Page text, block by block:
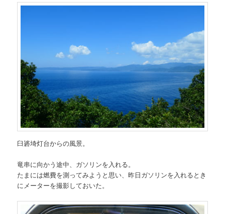
臼碆埼灯台からの風景。
竜串に向かう途中、ガソリンを入れる。
たまには燃費を測ってみようと思い、昨日ガソリンを入れるとき
にメーターを撮影しておいた。